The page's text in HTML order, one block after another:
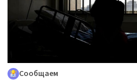
Сообщаем